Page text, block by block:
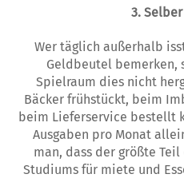
3.
Wer täglich außerhalb
Geldbeutel bemerken,
Spielraum dies nicht
Bäcker frühstückt, beim
beim Lieferservice bestellt
Ausgaben pro Monat
man, dass der größte
Studiums für miete und